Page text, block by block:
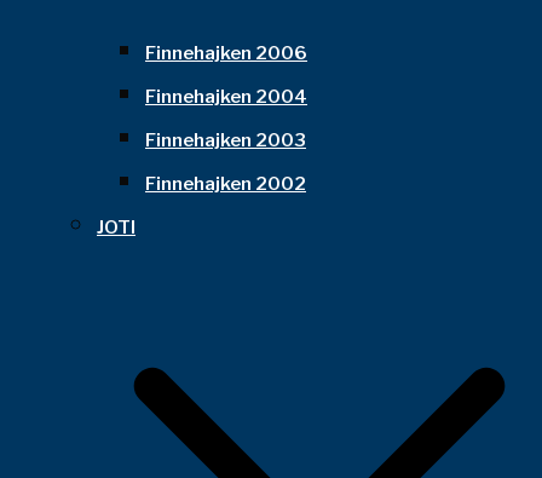
Finnehajken 2006
Finnehajken 2004
Finnehajken 2003
Finnehajken 2002
JOTI